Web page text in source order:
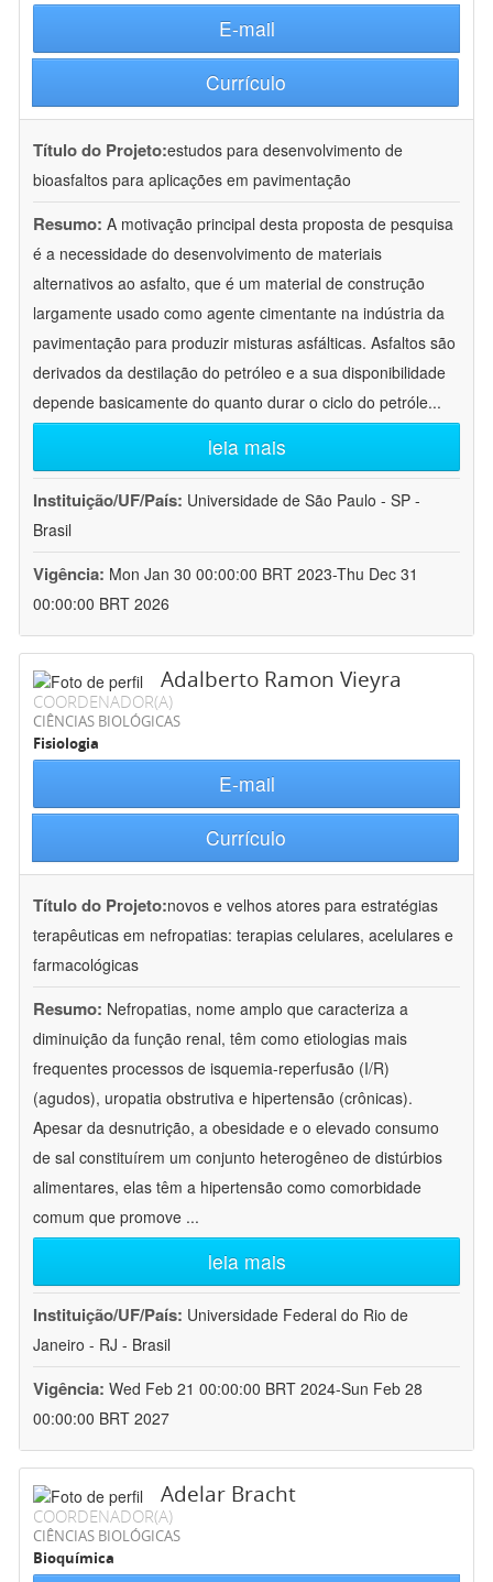
E-mail
Currículo
Título do Projeto:estudos para desenvolvimento de
bioasfaltos para aplicações em pavimentação
Resumo: A motivação principal desta proposta de pesquisa
é a necessidade do desenvolvimento de materiais
alternativos ao asfalto, que é um material de construção
largamente usado como agente cimentante na indústria da
pavimentação para produzir misturas asfálticas. Asfaltos são
derivados da destilação do petróleo e a sua disponibilidade
depende basicamente do quanto durar o ciclo do petróle...
leia mais
Instituição/UF/País: Universidade de São Paulo - SP -
Brasil
Vigência: Mon Jan 30 00:00:00 BRT 2023-Thu Dec 31
00:00:00 BRT 2026
Adalberto Ramon Vieyra
COORDENADOR(A)
CIÊNCIAS BIOLÓGICAS
Fisiologia
E-mail
Currículo
Título do Projeto:novos e velhos atores para estratégias
terapêuticas em nefropatias: terapias celulares, acelulares e
farmacológicas
Resumo: Nefropatias, nome amplo que caracteriza a
diminuição da função renal, têm como etiologias mais
frequentes processos de isquemia-reperfusão (I/R)
(agudos), uropatia obstrutiva e hipertensão (crônicas).
Apesar da desnutrição, a obesidade e o elevado consumo
de sal constituírem um conjunto heterogêneo de distúrbios
alimentares, elas têm a hipertensão como comorbidade
comum que promove ...
leia mais
Instituição/UF/País: Universidade Federal do Rio de
Janeiro - RJ - Brasil
Vigência: Wed Feb 21 00:00:00 BRT 2024-Sun Feb 28
00:00:00 BRT 2027
Adelar Bracht
COORDENADOR(A)
CIÊNCIAS BIOLÓGICAS
Bioquímica